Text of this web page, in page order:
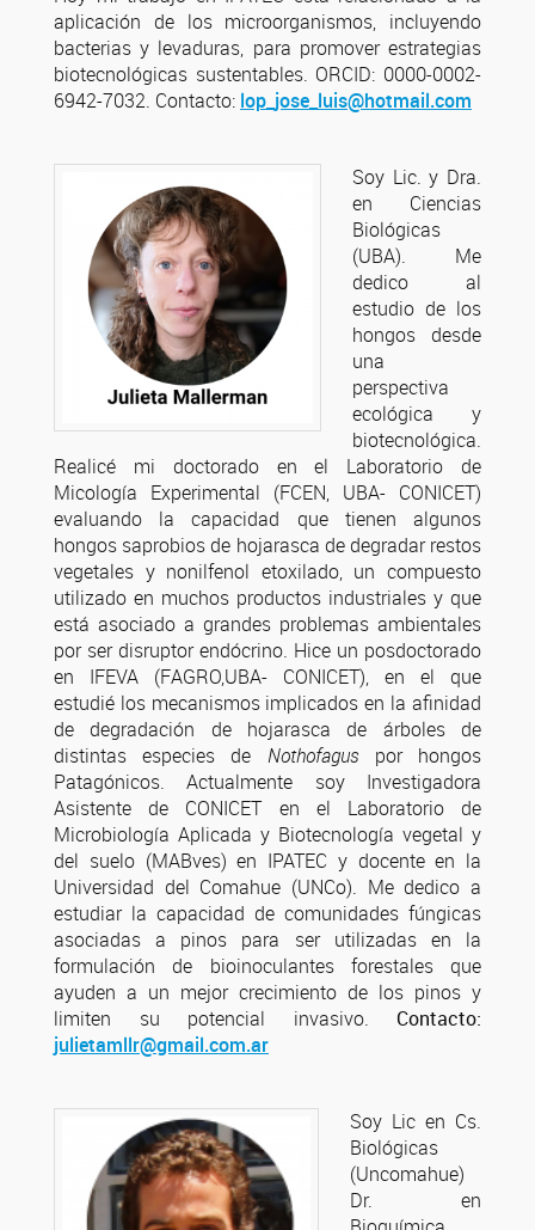
aplicación de los microorganismos, incluyendo
bacterias y levaduras, para promover estrategias
biotecnológicas sustentables. ORCID: 0000-0002-
6942-7032. Contacto: lop_jose_luis@hotmail.com
Soy Lic. y Dra.
en Ciencias
Biológicas
(UBA). Me
dedico al
estudio de los
hongos desde
una
perspectiva
ecológica y
biotecnológica.
Realicé mi doctorado en el Laboratorio de
Micología Experimental (FCEN, UBA- CONICET)
evaluando la capacidad que tienen algunos
hongos saprobios de hojarasca de degradar restos
vegetales y nonilfenol etoxilado, un compuesto
utilizado en muchos productos industriales y que
está asociado a grandes problemas ambientales
por ser disruptor endócrino. Hice un posdoctorado
en IFEVA (FAGRO,UBA- CONICET), en el que
estudié los mecanismos implicados en la afinidad
de degradación de hojarasca de árboles de
distintas especies de Nothofaguspor hongos
Patagónicos. Actualmente soy Investigadora
Asistente de CONICET en el Laboratorio de
Microbiología Aplicada y Biotecnología vegetal y
del suelo (MABves) en IPATEC y docente en la
Universidad del Comahue (UNCo). Me dedico a
estudiar la capacidad de comunidades fúngicas
asociadas a pinos para ser utilizadas en la
formulación de bioinoculantes forestales que
ayuden a un mejor crecimiento de los pinos y
limiten su potencial invasivo. Contacto:
julietamllr@gmail.com.ar
Soy Lic en Cs.
Biológicas
(Uncomahue)
Dr. en